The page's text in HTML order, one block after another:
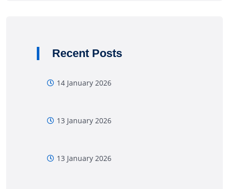
Recent Posts
14 January 2026
13 January 2026
13 January 2026